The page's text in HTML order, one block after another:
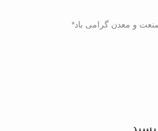
و معدن گرامی باد*